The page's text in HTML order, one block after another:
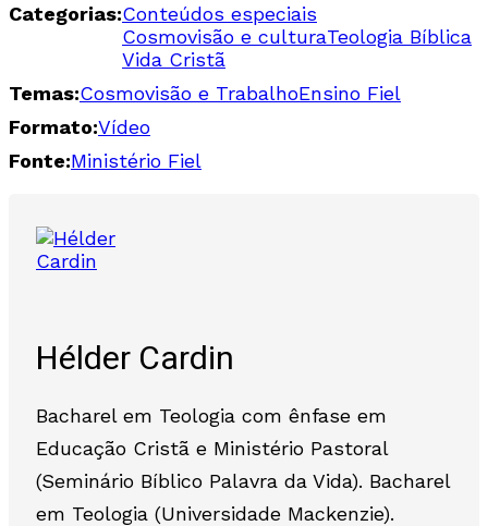
Categorias:Conteúdos especiais
Cosmovisão e culturaTeologia Bíblica
Vida Cristã
Temas:Cosmovisão e TrabalhoEnsino Fiel
Formato:Vídeo
Fonte:Ministério Fiel
Hélder Cardin
Bacharel em Teologia com ênfase em
Educação Cristã e Ministério Pastoral
(Seminário Bíblico Palavra da Vida). Bacharel
em Teologia (Universidade Mackenzie).